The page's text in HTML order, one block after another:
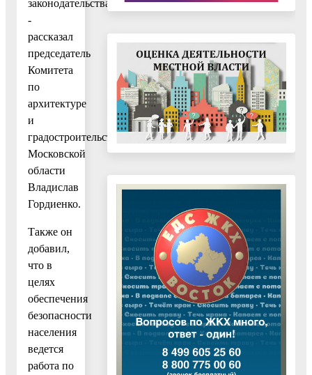
законодательства»,
-
рассказал
председатель
Комитета
по
архитектуре
и
градостроительству
Московской
области
Владислав
Гордиенко.
Также он
добавил,
что в
целях
обеспечения
безопасности
населения
ведется
работа по